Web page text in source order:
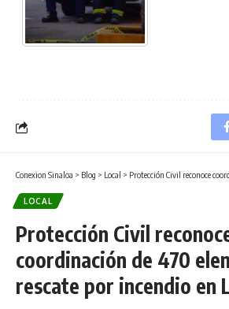
Conexion Sinaloa > Blog > Local > Protección Civil reconoce coordinación de
LOCAL
Protección Civil
coordinación de 470
rescate por incendio en